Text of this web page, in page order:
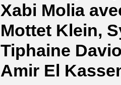
Xabi Molia
Mottet Klein,
Tiphaine
Amir El